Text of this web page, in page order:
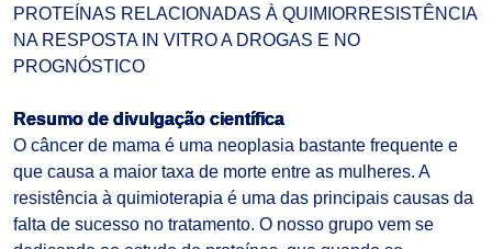
PROTEÍNAS RELACIONADAS À QUIMIORRESISTÊNCIA
NA RESPOSTA IN VITRO A DROGAS E NO
PROGNÓSTICO
Resumo de divulgação científica
O câncer de mama é uma neoplasia bastante frequente e
que causa a maior taxa de morte entre as mulheres. A
resistência à quimioterapia é uma das principais causas da
falta de sucesso no tratamento. O nosso grupo vem se